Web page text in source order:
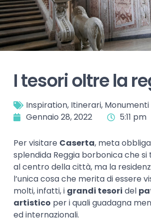
I tesori oltre la
Inspiration, Itinerari, Monumenti
Gennaio 28, 2022
5:11 pm
Per visitare Caserta, meta
splendida Reggia borbonica che
al centro della città, ma la
l’unica cosa che merita di essere
molti, infatti, i grandi tesori del
artistico per i quali guadagna
ed internazionali.